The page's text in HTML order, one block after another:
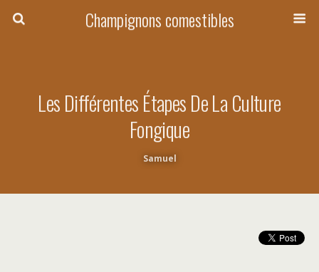
Champignons comestibles
Les Différentes Étapes De La Culture
Fongique
Samuel